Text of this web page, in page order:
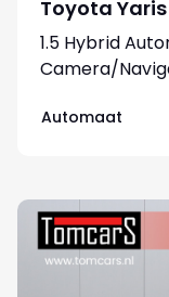
Toyota Yaris
1.5 Hybrid
Camera/
Automaat